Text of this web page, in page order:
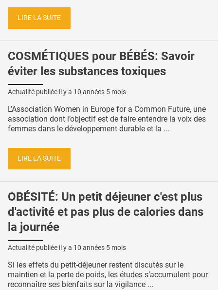
LIRE LA SUITE
COSMÉTIQUES pour BÉBÉS: Savoir
éviter les substances toxiques
Actualité publiée il y a 10 années 5 mois
L’Association Women in Europe for a Common Future, une
association dont l’objectif est de faire entendre la voix des
femmes dans le développement durable et la ...
LIRE LA SUITE
OBÉSITÉ: Un petit déjeuner c'est plus
d'activité et pas plus de calories dans
la journée
Actualité publiée il y a 10 années 5 mois
Si les effets du petit-déjeuner restent discutés sur le
maintien et la perte de poids, les études s’accumulent pour
reconnaître ses bienfaits sur la vigilance ...